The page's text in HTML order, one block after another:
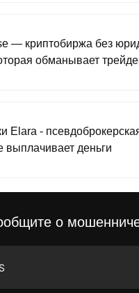
— криптобиржа без
обманывает
Elara -
выплачивает деньги
о